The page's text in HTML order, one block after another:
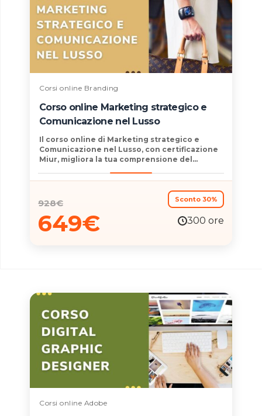
Corsi online Branding
Corso online Marketing strategico e
Comunicazione nel Lusso
Il corso online di Marketing strategico e
Comunicazione nel Lusso, con certificazione
Miur, migliora la tua comprensione del
una solida e ampia conoscenza di come
comunicazione cross channel efficaci. Grazie
alcorso di Marketing strategico e
Comunicazione nel Lusso
sarai in grado di:
identificare i contenuti di maggior successo;
strategie
per raggiungere le
persone giuste al momento giusto.
928€
649€
Sconto 30%
300 ore
Corsi online Adobe